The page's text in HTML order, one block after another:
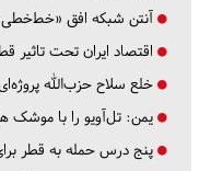
آنتن شبکه افق
اقتصاد ایران تحت تاثیر
خلع سلاح حزب‌الله
یمن: تل‌آویو را با موشک
پنج درس‌ حمله به قطر